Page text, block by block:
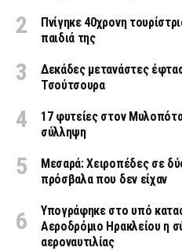
Πνίγηκε 40χρονη
παιδιά της
Δεκάδες μετανάστες
Τσούτσουρα
17 φυτείες στον
σύλληψη
Μεσαρά: Χειροπέδες σε
πρόσβαλα που δεν είχαν
Υπογράφηκε στο υπό
Αεροδρόμιο Ηρακλείου η
αεροναυτιλίας